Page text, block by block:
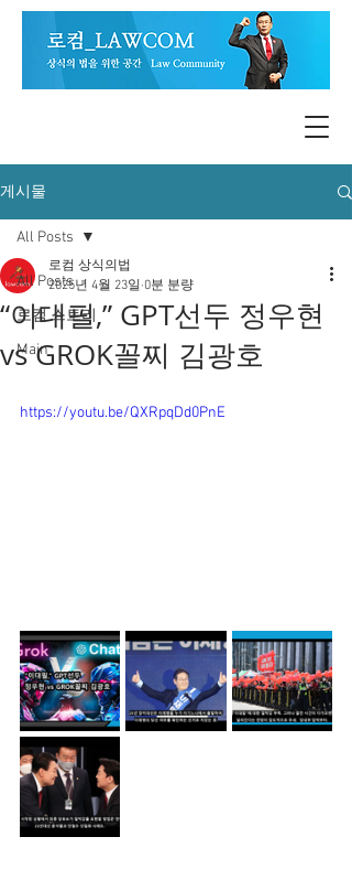
게시물
All Posts
로컴 스토리
Main
All Posts
“이대필,” GPT선두 정우현
vs GROK꼴찌 김광호
로컴 상식의법
2025년 4월 23일 0분 분량
https://youtu.be/QXRpqDd0PnE